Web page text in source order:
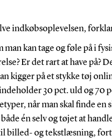
indkøbsoplevelsen,
kan tage og føle på i
Er det rart at have på?
kigger på et stykke tøj
30 pct. uld og 70
når man skal finde en
én selv og tøjet at
billed- og tekstlæsning,